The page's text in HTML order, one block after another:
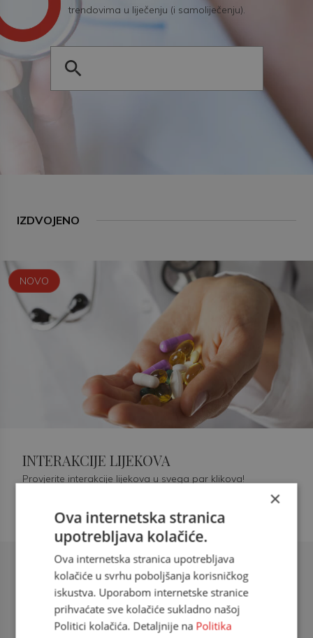
trendovima u liječenju (i samoliječenju).
IZDVOJENO
Šećerna bolest tip 2 = kardiovaskularna
doc. dr. sc. Višnja Kokić Maleš,
dr.med., specijalististica
NOVO
INTERAKCIJE LIJEKOVA
Provjerite interakcije lijekova u svega par klikova!
×
Ova internetska stranica
upotrebljava kolačiće.
Ova internetska stranica upotrebljava
kolačiće u svrhu poboljšanja korisničkog
iskustva. Uporabom internetske stranice
prihvaćate sve kolačiće sukladno našoj
Politici kolačića. Detaljnije na Politika